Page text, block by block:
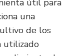
útil para
una
de los
utilizado